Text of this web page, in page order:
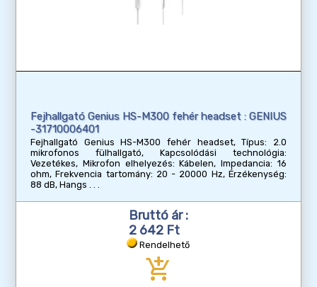
Fejhallgató Genius HS-M300 fehér headset : GENIUS
-31710006401
Fejhallgató Genius HS-M300 fehér headset, Típus: 2.0
mikrofonos fülhallgató, Kapcsolódási technológia:
Vezetékes, Mikrofon elhelyezés: Kábelen, Impedancia: 16
ohm, Frekvencia tartomány: 20 - 20000 Hz, Érzékenység:
88 dB, Hangs
Bruttó ár :
2 642 Ft
Rendelhető
add_shopping_cart